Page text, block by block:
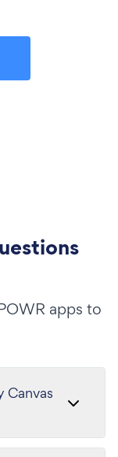
apps to
Canvas